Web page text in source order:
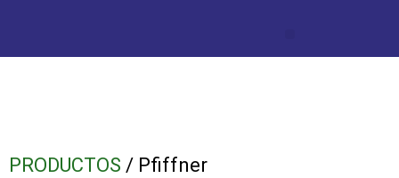
PRODUCTOS / Pfiffner